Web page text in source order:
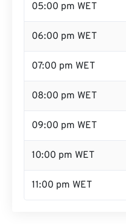
05:00 pm WET
06:00 pm WET
07:00 pm WET
08:00 pm WET
09:00 pm WET
10:00 pm WET
11:00 pm WET